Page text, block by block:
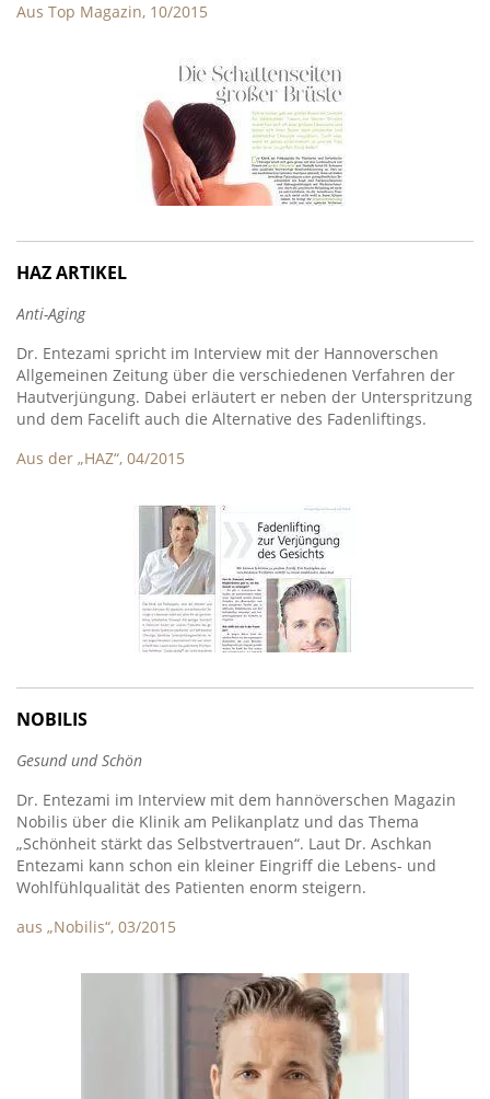
Aus Top Magazin, 10/2015
HAZ ARTIKEL
Anti-Aging
Dr. Entezami spricht im Interview mit der Hannoverschen
Allgemeinen Zeitung über die verschiedenen Verfahren der
Hautverjüngung. Dabei erläutert er neben der Unterspritzung
und dem Facelift auch die Alternative des Fadenliftings.
Aus der „HAZ“, 04/2015
NOBILIS
Gesund und Schön
Dr. Entezami im Interview mit dem hannöverschen Magazin
Nobilis über die Klinik am Pelikanplatz und das Thema
„Schönheit stärkt das Selbstvertrauen“. Laut Dr. Aschkan
Entezami kann schon ein kleiner Eingriff die Lebens- und
Wohlfühlqualität des Patienten enorm steigern.
aus „Nobilis“, 03/2015